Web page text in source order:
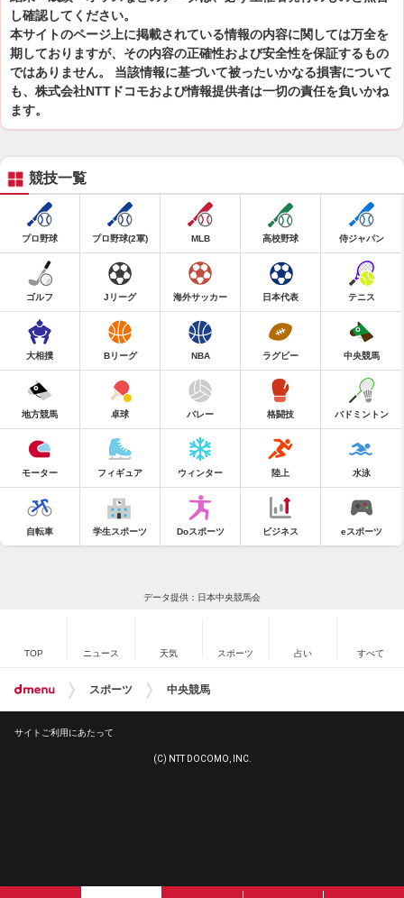
し確認してください。
本サイトのページ上に掲載されている情報の内容に関しては万全を
期しておりますが、その内容の正確性および安全性を保証するもの
ではありません。 当該情報に基づいて被ったいかなる損害について
も、株式会社NTTドコモおよび情報提供者は一切の責任を負いかね
ます。
競技一覧
プロ野球 プロ野球(2軍) MLB 高校野球 侍ジャパン
ゴルフ Jリーグ 海外サッカー 日本代表 テニス
大相撲 Bリーグ NBA ラグビー 中央競馬
地方競馬 卓球 バレー 格闘技 バドミントン
モーター フィギュア ウィンター 陸上 水泳
自転車 学生スポーツ Doスポーツ ビジネス eスポーツ
データ提供：日本中央競馬会
TOP ニュース 天気 スポーツ 占い すべて
スポーツ 中央競馬
サイトご利用にあたって
(C) NTT DOCOMO, INC.